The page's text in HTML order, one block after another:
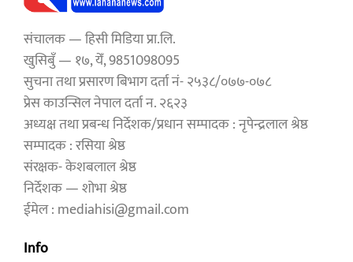
संचालक — हिसी मिडिया प्रा.लि.
खुसिबुँ — १७, येँ, 9851098095
सुचना तथा प्रसारण बिभाग दर्ता नं- २५३८/०७७-०७८
प्रेस काउन्सिल नेपाल दर्ता न. २६२३
अध्यक्ष तथा प्रबन्ध निर्देशक/प्रधान सम्पादक : नृपेन्द्रलाल श्रेष्ठ
सम्पादक : रसिया श्रेष्ठ
संरक्षक- केशबलाल श्रेष्ठ
निर्देशक — शोभा श्रेष्ठ
ईमेल : mediahisi@gmail.com
Info